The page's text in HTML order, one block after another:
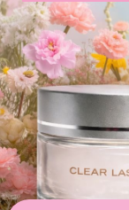
que salga hoy
entre
12/08.
en este momento,